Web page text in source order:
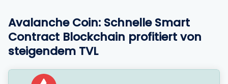
Avalanche Coin: Schnelle Smart
Contract Blockchain profitiert von
steigendem TVL